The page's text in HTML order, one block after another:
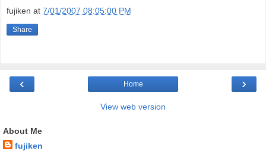
fujiken at 7/01/2007 08:05:00 PM
Share
‹ ›
Home
View web version
About Me
fujiken